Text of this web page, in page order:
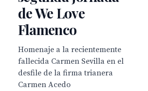
de We Love
Flamenco
Homenaje a la recientemente
fallecida Carmen Sevilla en el
desfile de la firma trianera
Carmen Acedo